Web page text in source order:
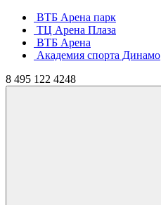
ВТБ Арена парк
ТЦ Арена Плаза
ВТБ Арена
Академия спорта Динамо
8 495 122 4248